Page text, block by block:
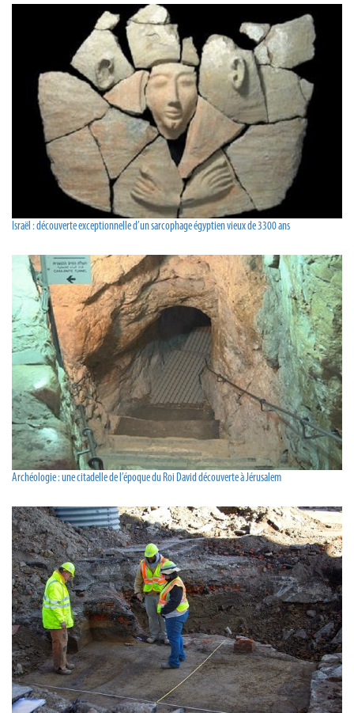
Israël : découverte exceptionnelle d’un sarcophage égyptien vieux de 3300 ans
Archéologie : une citadelle de l’époque du Roi David découverte à Jérusalem